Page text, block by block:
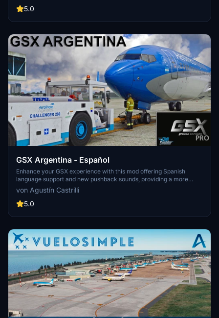
5.0
GSX Argentina - Español
Enhance your GSX experience with this mod offering Spanish
language support and new pushback sounds, providing a more
immersive ground handling experience. Simply install the files in
the specified directory to enjoy GSX in Spanish.
von Agustín Castrilli
5.0